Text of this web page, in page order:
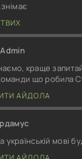
краще
команди що робила
АЙДОЛА
українській мові